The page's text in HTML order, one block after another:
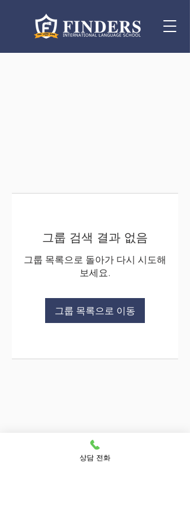
그룹 검색 결과 없음
그룹 목록으로 돌아가 다시 시도해
보세요.
그룹 목록으로 이동
상담 전화